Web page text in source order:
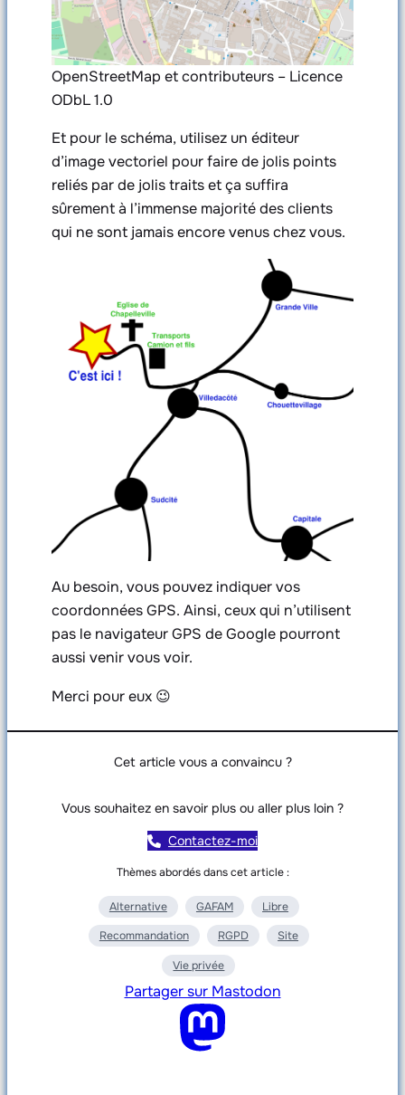
OpenStreetMap et contributeurs – Licence
ODbL 1.0
Et pour le schéma, utilisez un éditeur
d’image vectoriel pour faire de jolis points
reliés par de jolis traits et ça suffira
sûrement à l’immense majorité des clients
qui ne sont jamais encore venus chez vous.
Au besoin, vous pouvez indiquer vos
coordonnées GPS. Ainsi, ceux qui n’utilisent
pas le navigateur GPS de Google pourront
aussi venir vous voir.
Merci pour eux 😉
Cet article vous a convaincu ?
Vous souhaitez en savoir plus ou aller plus loin ?
Contactez-moi
Thèmes abordés dans cet article :
Alternative GAFAM Libre
Recommandation RGPD Site
Vie privée
Partager sur Mastodon